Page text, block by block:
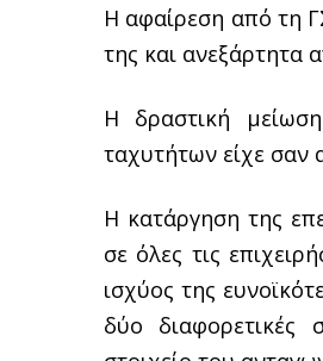
Η αφαίρεση από τη
της και
Η δραστική
ταχυτήτων είχε σαν
Η κατάργηση της
σε όλες τις
ισχύος της
δύο διαφορετικές